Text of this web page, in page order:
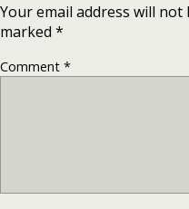
Your email address will not
marked *
Comment *